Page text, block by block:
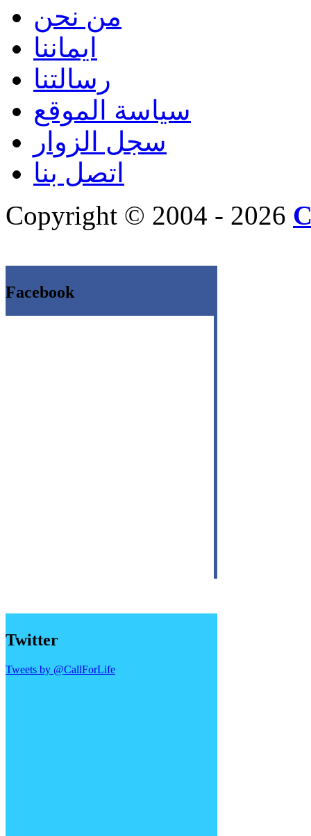
من نحن
ايماننا
رسالتنا
سياسة الموقع
سجل الزوار
اتصل بنا
Copyright © 2004 - 2026
Facebook
Twitter
Tweets by @CallForLife